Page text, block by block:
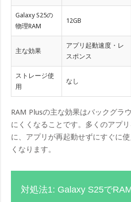
Galaxy S25の
物理RAM
12GB
主な効果
アプリ起動速度・レ
スポンス
ストレージ使
用
なし
RAM Plusの主な効果はバックグラ
にくくなることです。多くのアプ
に、アプリが再起動せずにすぐに
くなります。
対処法1: Galaxy S25で